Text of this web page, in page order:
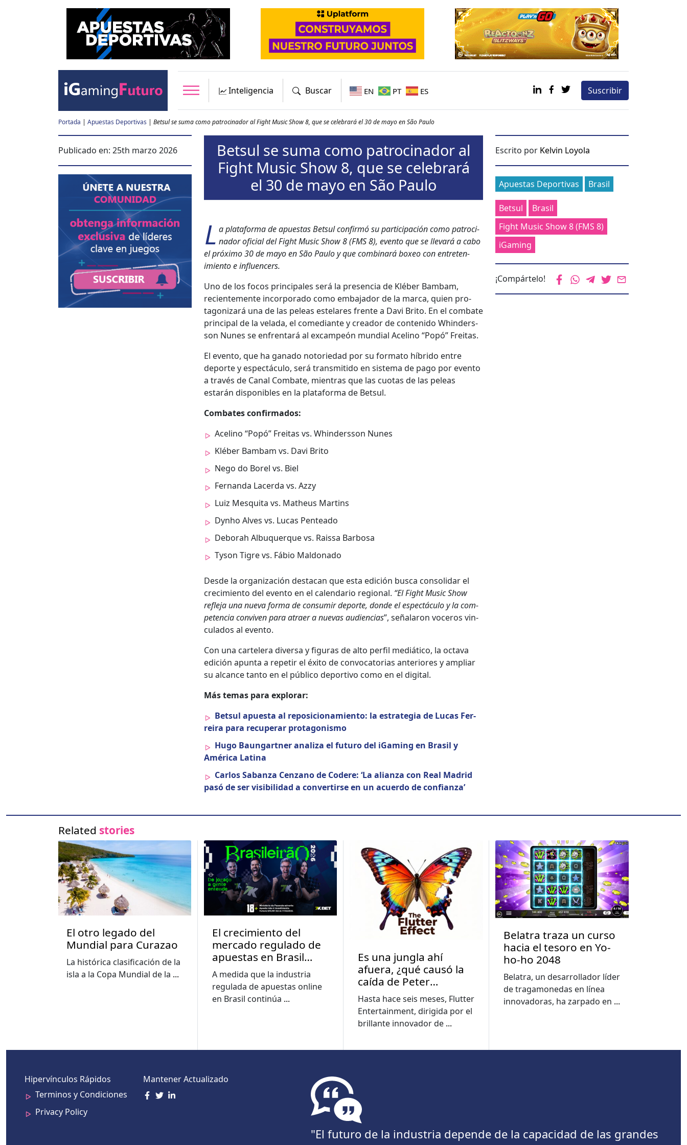
Inteligencia Buscar EN PT ES Suscribir
Portada | Apuestas Deportivas | Betsul se suma como patrocinador al Fight Music Show 8, que se celebrará el 30 de mayo en São Paulo
Betsul se suma como patrocinador al
Fight Music Show 8, que se celebrará
el 30 de mayo en São Paulo
L a platafor­ma de apues­tas Bet­sul con­fir­mó su par­tic­i­pación como patroci­
nador ofi­cial del Fight Music Show 8 (FMS 8), even­to que se lle­vará a cabo
el próx­i­mo 30 de mayo en São Paulo y que com­bi­na­rá box­eo con entreten­
imien­to e influ­encers.
Uno de los focos prin­ci­pales será la pres­en­cia de Kléber Bam­bam,
recien­te­mente incor­po­ra­do como emba­jador de la mar­ca, quien pro­
tag­oni­zará una de las peleas este­lares frente a Davi Brito. En el com­bate
prin­ci­pal de la vela­da, el come­di­ante y creador de con­tenido Whin­der­s­
son Nunes se enfrentará al excam­peón mundi­al Aceli­no “Popó” Fre­itas.
El even­to, que ha gana­do noto­riedad por su for­ma­to híbri­do entre
deporte y espec­tácu­lo, será trans­mi­ti­do en sis­tema de pago por even­to
a través de Canal Com­bate, mien­tras que las cuo­tas de las peleas
estarán disponibles en la platafor­ma de Bet­sul.
Com­bat­es con­fir­ma­dos:
Aceli­no “Popó” Fre­itas vs. Whin­der­s­son Nunes
Kléber Bam­bam vs. Davi Brito
Nego do Borel vs. Biel
Fer­nan­da Lac­er­da vs. Azzy
Luiz Mesqui­ta vs. Matheus Mar­tins
Dyn­ho Alves vs. Lucas Pen­tea­do
Deb­o­rah Albu­querque vs. Rais­sa Bar­bosa
Tyson Tigre vs. Fábio Mal­don­a­do
Des­de la orga­ni­zación desta­can que esta edi­ción bus­ca con­sol­i­dar el
crec­imien­to del even­to en el cal­en­dario region­al. “El Fight Music Show
refle­ja una nue­va for­ma de con­sumir deporte, donde el espec­tácu­lo y la com­
pe­ten­cia con­viv­en para atraer a nuevas audi­en­cias”, señalaron voceros vin­
cu­la­dos al even­to.
Con una cartel­era diver­sa y fig­uras de alto per­fil mediáti­co, la octa­va
edi­ción apun­ta a repe­tir el éxi­to de con­vo­ca­to­rias ante­ri­ores y ampli­ar
su alcance tan­to en el públi­co deporti­vo como en el dig­i­tal.
Más temas para explo­rar:
Bet­sul apues­ta al reposi­cionamien­to: la estrate­gia de Lucas Fer­
reira para recu­per­ar pro­tag­o­nis­mo
Hugo Baun­gart­ner anal­iza el futuro del iGam­ing en Brasil y
Améri­ca Lati­na
Car­los Saban­za Cen­zano de Codere: ‘La alian­za con Real Madrid
pasó de ser vis­i­bil­i­dad a con­ver­tirse en un acuer­do de con­fi­an­za’
Publicado en: 25th marzo 2026 Escrito por Kelvin Loyola
Categories
Apuestas Deportivas Brasil
Betsul
Brasil
Fight Music Show 8 (FMS 8)
iGaming
¡Compártelo!
Related stories
El otro legado del
Mundial para Curazao
La histórica clasificación de la
isla a la Copa Mundial de la ...
El crecimiento del
mercado regulado de
apuestas en Brasil
impulsa una mayor
educación sobre las
cuotas
A medida que la industria
regulada de apuestas online
en Brasil continúa ...
Es una jungla ahí
afuera, ¿qué causó la
caída de Peter
Jackson?
Hasta hace seis meses, Flutter
Entertainment, dirigida por el
brillante innovador de ...
Belatra traza un curso
hacia el tesoro en Yo-
ho-ho 2048
Belatra, un desarrollador líder
de tragamonedas en línea
innovadoras, ha zarpado en ...
Hipervínculos Rápidos
Terminos y Condiciones
Privacy Policy
Mantener Actualizado
"El futuro de la industria depende de la capacidad de las grandes